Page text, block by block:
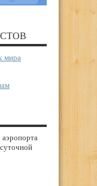
мира